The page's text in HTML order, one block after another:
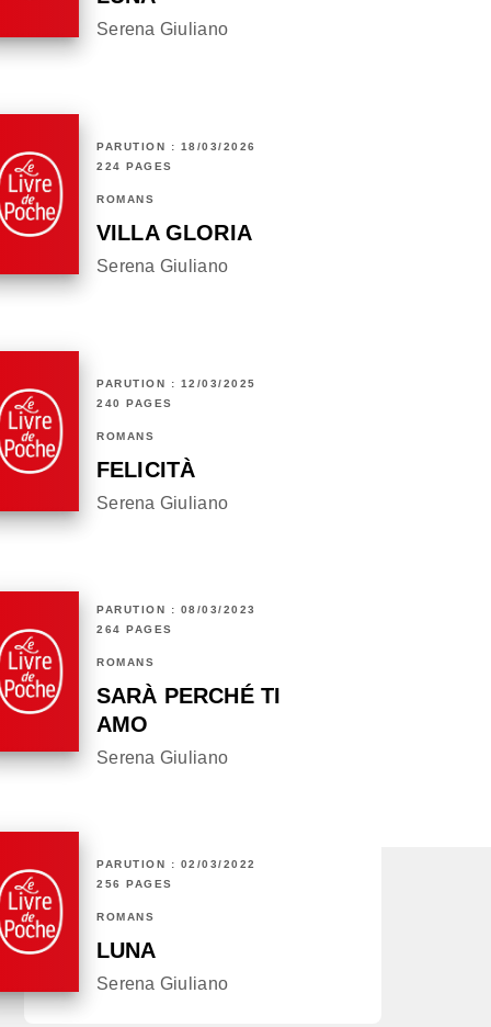
Serena Giuliano
PARUTION : 18/03/2026
224 PAGES
ROMANS
VILLA GLORIA
Serena Giuliano
PARUTION : 12/03/2025
240 PAGES
ROMANS
FELICITÀ
Serena Giuliano
PARUTION : 08/03/2023
264 PAGES
ROMANS
SARÀ PERCHÉ TI
AMO
Serena Giuliano
PARUTION : 02/03/2022
256 PAGES
ROMANS
LUNA
Serena Giuliano